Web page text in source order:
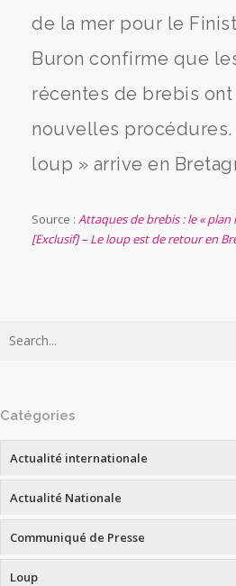
de la mer pour le
Buron confirme que
récentes de brebis
nouvelles
loup » arrive en
Source :Attaques de brebis : le «
[Exclusif] – Le loup est de retour en
Catégories
Actualité internationale
Actualité Nationale
Communiqué de Presse
Loup